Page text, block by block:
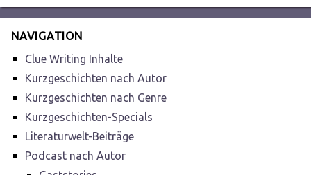
NAVIGATION
Clue Writing Inhalte
Kurzgeschichten nach Autor
Kurzgeschichten nach Genre
Kurzgeschichten-Specials
Literaturwelt-Beiträge
Podcast nach Autor